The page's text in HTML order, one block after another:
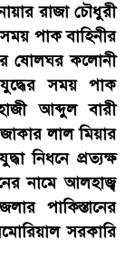
রাজা চৌধুরী
সময় পাক বাহিনীর
ষোলঘর কলোনী
সময় পাক
আব্দুল বারী
লাল মিয়ার
নিধনে প্রত্যক্ষ
নামে আলহাজ্ব
পাকিস্তানের
সরকারি